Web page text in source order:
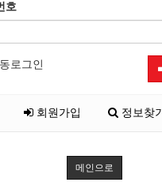
호
로그인
회원가입 정보찾기
메인으로